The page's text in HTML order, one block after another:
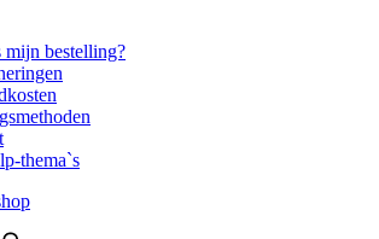
mijn bestelling?
thema`s